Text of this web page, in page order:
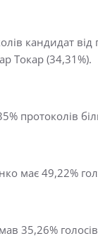
кандидат
Токар (34,31%).
протоколів
має 49,22%
35,26%